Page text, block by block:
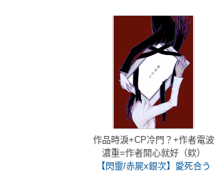
作品時淚+CP冷門？+作者電波
濃重=作者開心就好（欸）
【閃靈/赤屍x銀次】愛死合う